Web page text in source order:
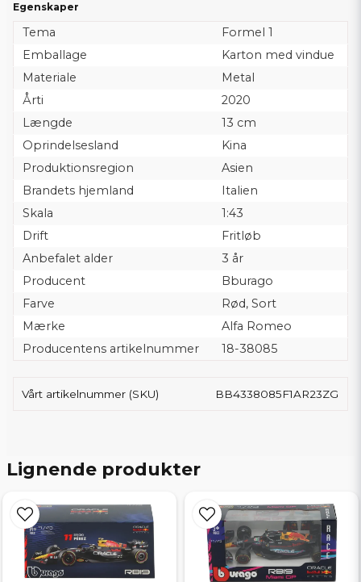
Egenskaper
Tema
Formel 1
Emballage
Karton med vindue
Materiale
Metal
Årti
2020
Længde
13 cm
Oprindelsesland
Kina
Produktionsregion
Asien
Brandets hjemland
Italien
Skala
1:43
Drift
Fritløb
Anbefalet alder
3 år
Producent
Bburago
Farve
Rød, Sort
Mærke
Alfa Romeo
Producentens artikelnummer
18-38085
Vårt artikelnummer (SKU) BB4338085F1AR23ZG
Lignende produkter